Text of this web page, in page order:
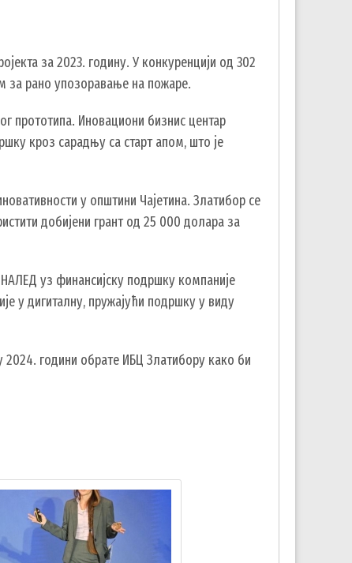
за 2023. годину. У конкуренцији од 302
за рано упозоравање на пожаре.
прототипа. Иновациони бизнис центар
кроз сарадњу са старт апом, што је
у општини Чајетина. Златибор се
добијени грант од 25 000 долара за
уз финансијску подршку компаније
у дигиталну, пружајући подршку у виду
2024. години обрате ИБЦ Златибору како би